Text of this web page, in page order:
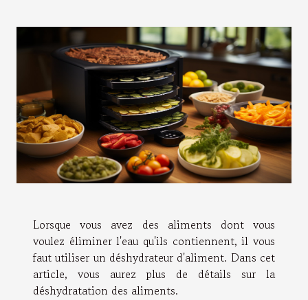
Lorsque vous avez des aliments dont vous
voulez éliminer l'eau qu'ils contiennent, il vous
faut utiliser un déshydrateur d'aliment. Dans cet
article, vous aurez plus de détails sur la
déshydratation des aliments.